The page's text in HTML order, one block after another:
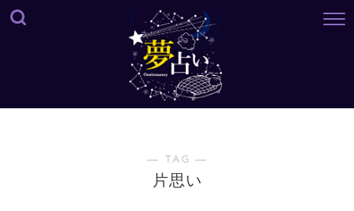
― TAG ―
片思い